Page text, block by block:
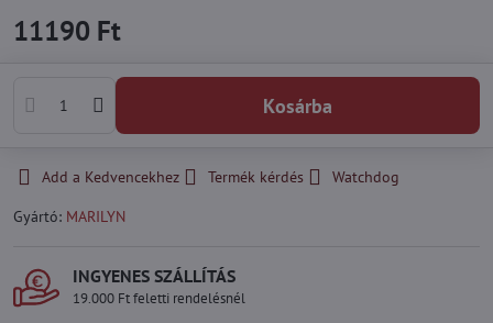
11190 Ft
Kosárba
Add a Kedvencekhez Termék kérdés
Watchdog
Gyártó: MARILYN
INGYENES SZÁLLÍTÁS
19.000 Ft feletti rendelésnél